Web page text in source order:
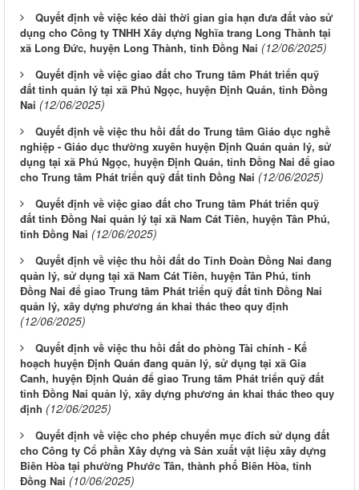
Quyết định về việc kéo dài thời gian gia hạn đưa đất vào sử
dụng cho Công ty TNHH Xây dựng Nghĩa trang Long Thành tại
xã Long Đức, huyện Long Thành, tỉnh Đồng Nai (12/06/2025)
Quyết định về việc giao đất cho Trung tâm Phát triển quỹ
đất tỉnh quản lý tại xã Phú Ngọc, huyện Định Quán, tỉnh Đồng
Nai (12/06/2025)
Quyết định về việc thu hồi đất do Trung tâm Giáo dục nghề
nghiệp - Giáo dục thường xuyên huyện Định Quán quản lý, sử
dụng tại xã Phú Ngọc, huyện Định Quán, tỉnh Đồng Nai để giao
cho Trung tâm Phát triển quỹ đất tỉnh Đồng Nai (12/06/2025)
Quyết định về việc giao đất cho Trung tâm Phát triển quỹ
đất tỉnh Đồng Nai quản lý tại xã Nam Cát Tiên, huyện Tân Phú,
tỉnh Đồng Nai (12/06/2025)
Quyết định về việc thu hồi đất do Tỉnh Đoàn Đồng Nai đang
quản lý, sử dụng tại xã Nam Cát Tiên, huyện Tân Phú, tỉnh
Đồng Nai để giao Trung tâm Phát triển quỹ đất tỉnh Đồng Nai
quản lý, xây dựng phương án khai thác theo quy định
(12/06/2025)
Quyết định về việc thu hồi đất do phòng Tài chính - Kế
hoạch huyện Định Quán đang quản lý, sử dụng tại xã Gia
Canh, huyện Định Quán để giao Trung tâm Phát triển quỹ đất
tỉnh Đồng Nai quản lý, xây dựng phương án khai thác theo quy
định (12/06/2025)
Quyết định về việc cho phép chuyển mục đích sử dụng đất
cho Công ty Cổ phần Xây dựng và Sản xuất vật liệu xây dựng
Biên Hòa tại phường Phước Tân, thành phố Biên Hòa, tỉnh
Đồng Nai (10/06/2025)